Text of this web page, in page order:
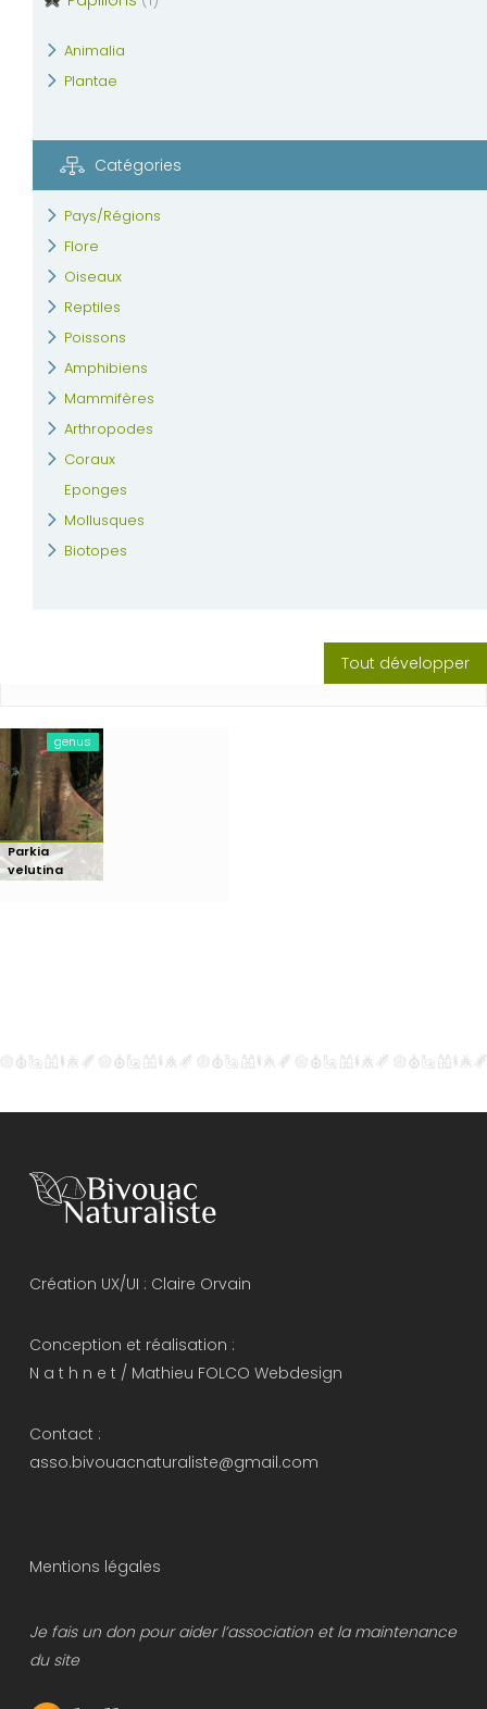
Animalia
Plantae
Catégories
Pays/Régions
Flore
Oiseaux
Reptiles
Poissons
Amphibiens
Mammifères
Arthropodes
Coraux
Eponges
Mollusques
Biotopes
Tout développer
genus
Parkia
velutina
Création UX/UI : Claire Orvain
Conception et réalisation :
N a t h n e t / Mathieu FOLCO Webdesign
Contact :
asso.bivouacnaturaliste@gmail.com
Mentions légales
Je fais un don pour aider l’association et la maintenance
du site